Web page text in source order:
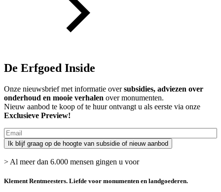
De Erfgoed Inside
Onze nieuwsbrief met informatie oversubsidies, adviezen over
onderhoud en mooie verhalen over monumenten.
Nieuw aanbod te koop of te huur ontvangt u als eerste via onze
Exclusieve Preview!
> Al meer dan 6.000 mensen gingen u voor
Klement Rentmeesters. Liefde voor monumenten en landgoederen.